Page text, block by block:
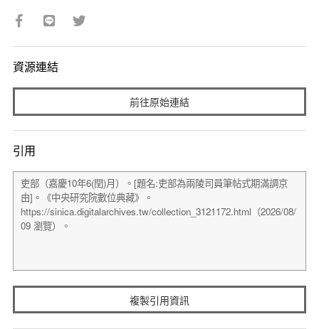
資源連結
前往原始連結
引用
複製引用資訊